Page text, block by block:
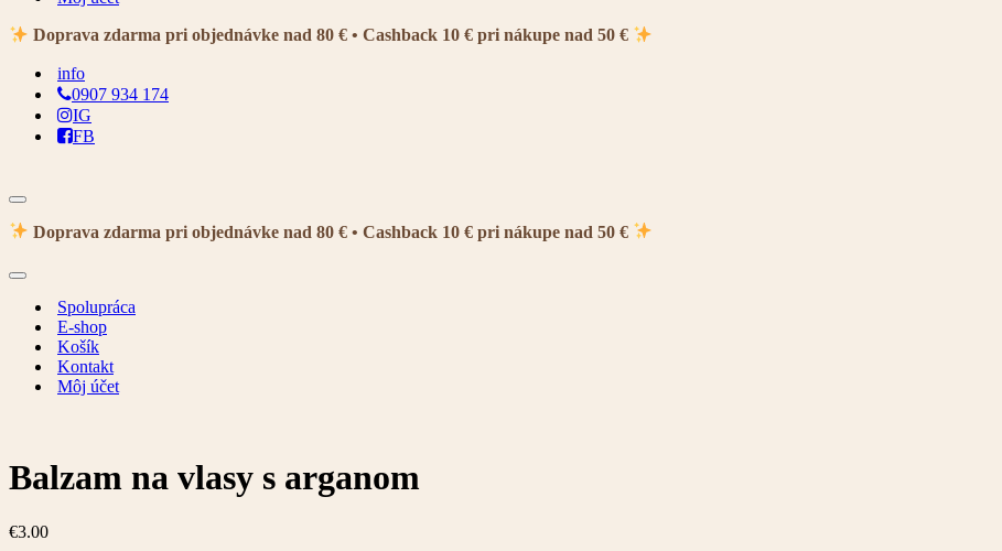
Doprava zdarma pri objednávke nad 80 € • Cashback 10 € pri nákupe nad 50 €
info
0907 934 174
IG
FB
Menu
navigácie
Doprava zdarma pri objednávke nad 80 € • Cashback 10 € pri nákupe nad 50 €
Menu
navigácieSpolupráca
E-shop
Košík
Kontakt
Môj účet
Balzam na vlasy s arganom
€3.00